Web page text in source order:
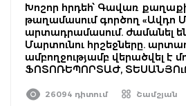
Խոշոր հրդեհ՝ Գավառ
թաղամասում գործող «Ավդո
արտադրամասում. ժամանել
Մարտունու հրշեջները.
ամբողջությամբ վերածվել է
ՖՈՏՈՌԵՊՈՐՏԱԺ,
26094 դիտում Շամշյան